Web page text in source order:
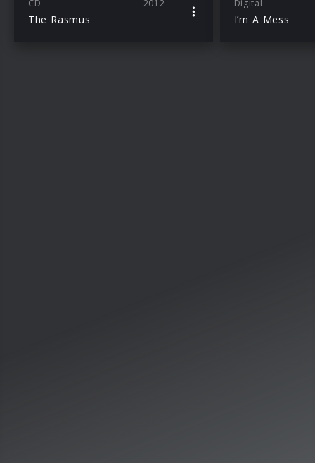
CD 2012
The Rasmus
Digital
I’m A Mess